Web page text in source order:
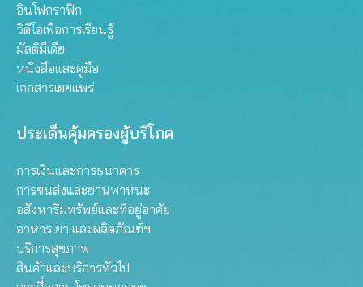
อินโฟกราฟิก
วิดีโอเพื่อการเรียนรู้
มัลติมีเดีย
หนังสือและคู่มือ
เอกสารเผยแพร่
ประเด็นคุ้มครองผู้บริโภค
การเงินและการธนาคาร
การขนส่งและยานพาหนะ
อสังหาริมทรัพย์และที่อยู่อาศัย
อาหาร ยา และผลิตภัณฑ์ฯ
บริการสุขภาพ
สินค้าและบริการทั่วไป